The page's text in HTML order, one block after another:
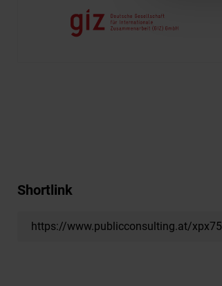
Shortlink
https://www.publicconsulting.at/xpx75